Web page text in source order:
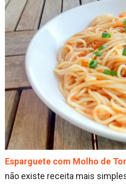
Esparguete com Molho de
não existe receita mais